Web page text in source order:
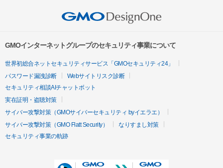
GMOインターネットグループのセキュリティ事業について
世界初総合ネットセキュリティサービス「GMOセキュリティ24」
パスワード漏洩診断
Webサイトリスク診断
セキュリティ相談AIチャットボット
実在証明・盗聴対策
サイバー攻撃対策（GMOサイバーセキュリティ byイエラエ）
サイバー攻撃対策（GMO Flatt Security）
なりすまし対策
セキュリティ事業の軌跡